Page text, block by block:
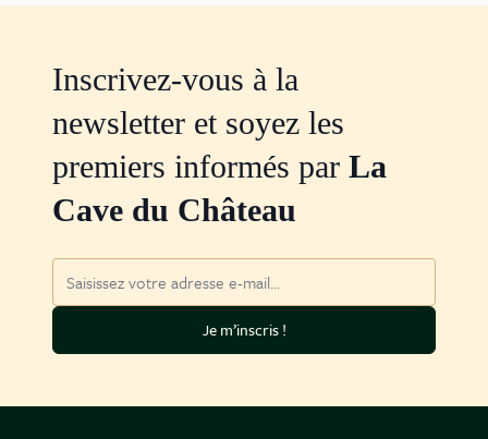
Inscrivez-vous à la
newsletter et soyez les
premiers informés par La
Cave du Château
Je m’inscris !